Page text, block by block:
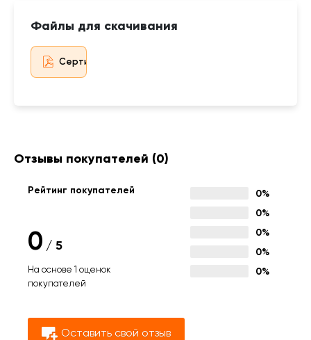
Файлы для скачивания
Сертификат дистрибьютора
Отзывы покупателей (0)
Рейтинг покупателей
0 / 5
На основе 1 оценок
покупателей
0%
0%
0%
0%
0%
Оставить свой отзыв